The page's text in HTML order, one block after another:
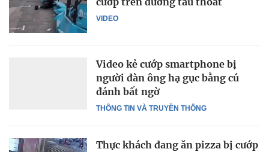
VIDEO
THÔNG TIN VÀ TRUYỀN THÔNG
Video kẻ cướp smartphone bị
người đàn ông hạ gục bằng cú
đánh bất ngờ
Thực khách đang ăn pizza bị cướp